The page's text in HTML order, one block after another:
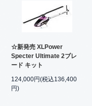
☆新発売 XLPower
Specter Ultimate 2ブレ
ード キット
124,000円(税込136,400
円)